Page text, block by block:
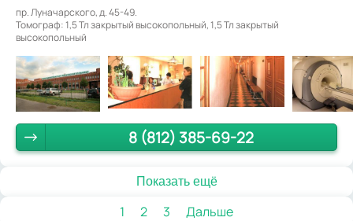
пр. Луначарского, д. 45-49.
Томограф: 1,5 Тл закрытый высокопольный, 1,5 Тл закрытый
высокопольный
8 (812) 385-69-22
Показать ещё
1 2 3 Дальше